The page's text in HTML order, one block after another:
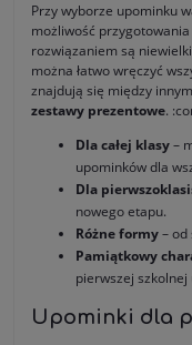
Przy wyborze upominku
możliwość
rozwiązaniem są
można łatwo wręczyć
znajdują się między
zestawy prezentowe.
Dla całej klasy–
upominków dla
Dla
nowego etapu.
Różne formy– od
Pamiątkowy
pierwszej szkolnej
Upominki dla